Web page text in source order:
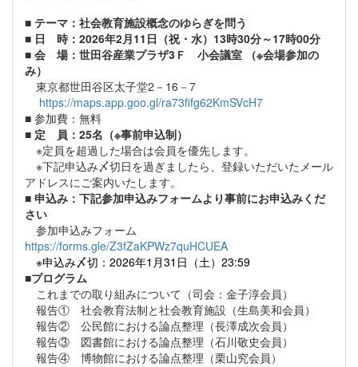
■ テーマ：社会教育施設概念のゆらぎを問う
■ 日 時：2026年2月11日（祝・水）13時30分～17時00分
■ 会 場：世田谷産業プラザ3Ｆ 小会議室
（※会場参加の
み）
東京都世田谷区太子堂2－16－7
https://maps.app.goo.gl/ra73fifg62KmSVcH7
■ 参加費：無料
■ 定 員：25名（※事前申込制）
※定員を超過した場合は会員を優先します。
※下記申込み〆切日を過ぎましたら、登録いただいたメール
アドレスにご案内いたします。
■ 申込み：下記参加申込みフォームより事前にお申込みくだ
さい
参加申込みフォーム
https://forms.gle/Z3fZaKPWz7quHCUEA
※申込み〆切：2026年1月31日（土）23:59
■プログラム
これまでの取り組みについて（司会：金子淳会員）
報告① 社会教育法制と社会教育施設（生島美和会員）
報告② 公民館における論点整理（長澤成次会員）
報告③ 図書館における論点整理（石川敬史会員）
報告④ 博物館における論点整理（栗山究会員）